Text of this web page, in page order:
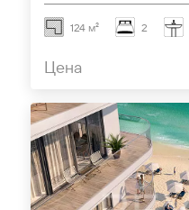
124 м² 2
Цена